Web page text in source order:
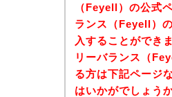
（Feyell）の公式
ランス（Feyell）
入することができ
リーバランス（
る方は下記ページ
はいかがでしょう